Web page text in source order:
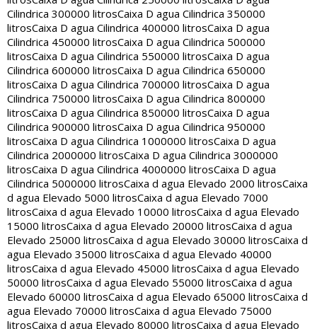
Cilindrica 300000 litrosCaixa D agua Cilindrica 350000
litrosCaixa D agua Cilindrica 400000 litrosCaixa D agua
Cilindrica 450000 litrosCaixa D agua Cilindrica 500000
litrosCaixa D agua Cilindrica 550000 litrosCaixa D agua
Cilindrica 600000 litrosCaixa D agua Cilindrica 650000
litrosCaixa D agua Cilindrica 700000 litrosCaixa D agua
Cilindrica 750000 litrosCaixa D agua Cilindrica 800000
litrosCaixa D agua Cilindrica 850000 litrosCaixa D agua
Cilindrica 900000 litrosCaixa D agua Cilindrica 950000
litrosCaixa D agua Cilindrica 1000000 litrosCaixa D agua
Cilindrica 2000000 litrosCaixa D agua Cilindrica 3000000
litrosCaixa D agua Cilindrica 4000000 litrosCaixa D agua
Cilindrica 5000000 litrosCaixa d agua Elevado 2000 litrosCaixa
d agua Elevado 5000 litrosCaixa d agua Elevado 7000
litrosCaixa d agua Elevado 10000 litrosCaixa d agua Elevado
15000 litrosCaixa d agua Elevado 20000 litrosCaixa d agua
Elevado 25000 litrosCaixa d agua Elevado 30000 litrosCaixa d
agua Elevado 35000 litrosCaixa d agua Elevado 40000
litrosCaixa d agua Elevado 45000 litrosCaixa d agua Elevado
50000 litrosCaixa d agua Elevado 55000 litrosCaixa d agua
Elevado 60000 litrosCaixa d agua Elevado 65000 litrosCaixa d
agua Elevado 70000 litrosCaixa d agua Elevado 75000
litrosCaixa d agua Elevado 80000 litrosCaixa d agua Elevado